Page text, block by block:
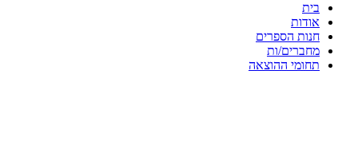
בית
אודות
חנות הספרים
מחברים/ות
תחומי ההוצאה